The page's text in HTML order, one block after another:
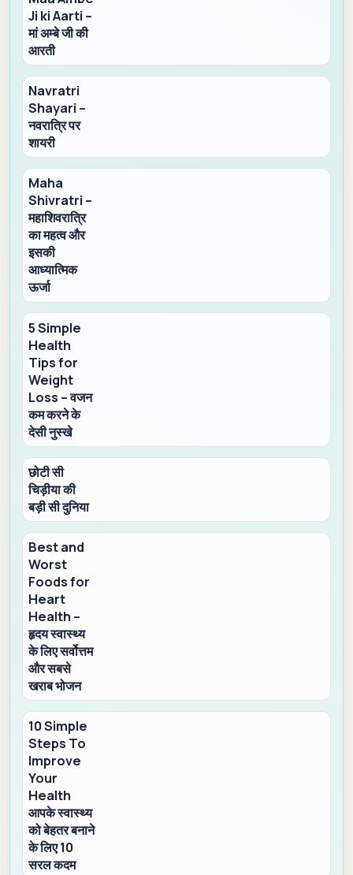
Ji ki Aarti –
मां अम्बे जी की
आरती
Navratri
Shayari –
नवरात्रि पर
शायरी
Maha
Shivratri –
महाशिवरात्रि
का महत्व और
इसकी
आध्यात्मिक
ऊर्जा
5 Simple
Health
Tips for
Weight
Loss – वजन
कम करने के
देसी नुस्खे
छोटी सी
चिड़ीया की
बड़ी सी दुनिया
Best and
Worst
Foods for
Heart
Health –
हृदय स्वास्थ्य
के लिए सर्वोत्तम
और सबसे
खराब भोजन
10 Simple
Steps To
Improve
Your
Health
आपके स्वास्थ्य
को बेहतर बनाने
के लिए 10
सरल कदम